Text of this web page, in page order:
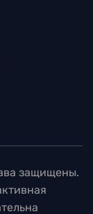
защищены.